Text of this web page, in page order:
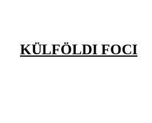
KÜLFÖLDI FOCI